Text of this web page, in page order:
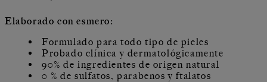
Elaborado con esmero:
Formulado para todo tipo de pieles
Probado clínica y dermatológicamente
90% de ingredientes de origen natural
0 % de sulfatos, parabenos y ftalatos